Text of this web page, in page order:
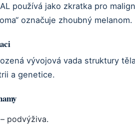
používá jako zkratka pro
označuje zhoubný melanom.
vývojová vada struktury
a genetice.
podvýživa.